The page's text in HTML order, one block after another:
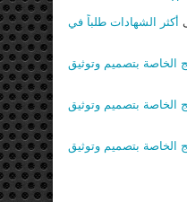
أكثر الشهادات طلباً في
الخاصة بتصميم وتوثيق
الخاصة بتصميم وتوثيق
الخاصة بتصميم وتوثيق